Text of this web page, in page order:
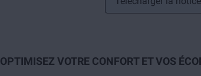
OPTIMISEZ VOTRE CONFORT ET VOS